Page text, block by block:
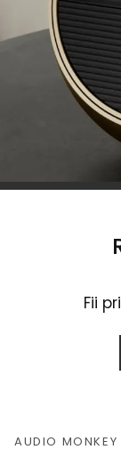
Fii
AUDIO MONKEY